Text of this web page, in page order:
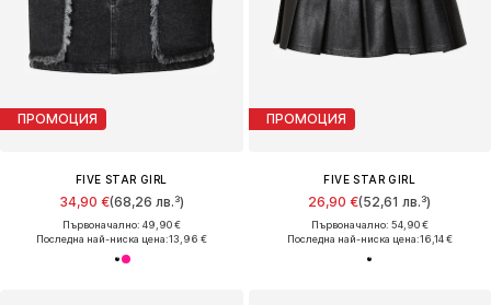
ПРОМОЦИЯ
FIVE STAR GIRL
34,90 €(68,26 лв.³)
Първоначално: 49,90 €
Последна най-ниска цена:13,96 €
ПРОМОЦИЯ
FIVE STAR GIRL
26,90 €(52,61 лв.³)
Първоначално: 54,90 €
Последна най-ниска цена:16,14 €